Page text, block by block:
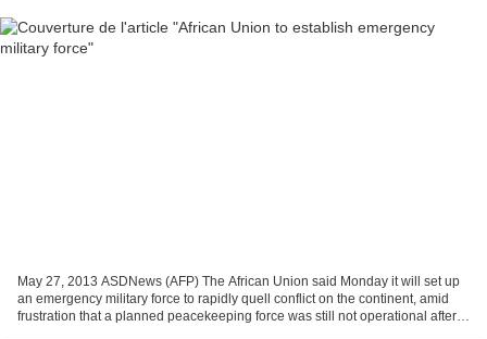
May 27, 2013 ASDNews (AFP) The African Union said Monday it will set up
an emergency military force to rapidly quell conflict on the continent, amid
frustration that a planned peacekeeping force was still not operational after a